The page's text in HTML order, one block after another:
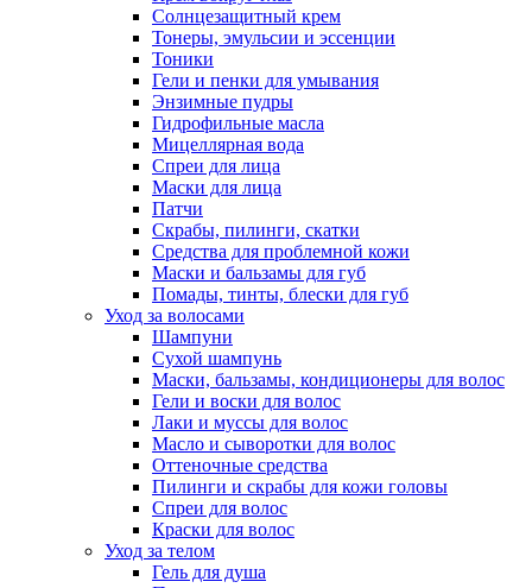
Солнцезащитный крем
Тонеры, эмульсии и эссенции
Тоники
Гели и пенки для умывания
Энзимные пудры
Гидрофильные масла
Мицеллярная вода
Спреи для лица
Маски для лица
Патчи
Скрабы, пилинги, скатки
Средства для проблемной кожи
Маски и бальзамы для губ
Помады, тинты, блески для губ
Уход за волосами
Шампуни
Сухой шампунь
Маски, бальзамы, кондиционеры для волос
Гели и воски для волос
Лаки и муссы для волос
Масло и сыворотки для волос
Оттеночные средства
Пилинги и скрабы для кожи головы
Спреи для волос
Краски для волос
Уход за телом
Гель для душа